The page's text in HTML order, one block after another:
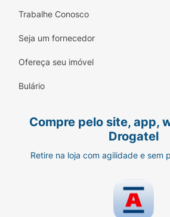
Trabalhe Conosco
Seja um fornecedor
Ofereça seu imóvel
Bulário
Compre pelo site, app,
Drogatel
Retire na loja com agilidade e sem